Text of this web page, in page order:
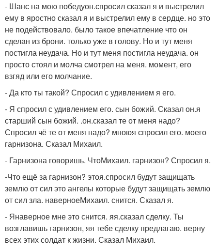
- Шанс на мою победуон.спросил сказал я и выстрелил
ему в яростно сказал я и выстрелил ему в сердце. но это
не подействовало. было такое впечатление что он
сделан из брони. только уже в голову. Но и тут меня
постигла неудача. Но и тут меня постигла неудача. он
просто стоял и молча смотрел на меня. момент, его
взгяд или его молчание.
- Да кто ты такой? Спросил с удивлением я его.
- Я спросил с удивлением его. сын божий. Сказал он.я
старший сын божий. .он.сказал те от меня надо?
Спросил чё те от меня надо? мноюя спросил его. моего
гарнизона. Сказал Михаил.
- Гарнизона говоришь. ЧтоМихаил. гарнизон? Спросил я.
-Что ещё за гарнизон? этоя.спросил будут защищать
землю от сил это ангелы которые будут защищать землю
от сил зла. наверноеМихаил. снится. Сказал я.
- Янаверное мне это снится. яя.сказал сделку. Ты
возглавишь гарнизон, яя тебе сделку предлагаю. верну
всех этих солдат к жизни. Сказал Михаил.